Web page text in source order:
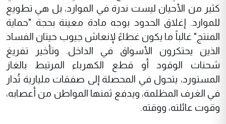
كثير من الأحيان ليست ندرة في الموارد، بل هي تطويع
للموارد. إغلاق الحدود بوجه مادة معينة بحجة "حماية
المنتج" غالباً ما يكون غطاءً لإنعاش جيوب حيتان الفساد
الذين يحتكرون الأسواق في الداخل. وتأخير تفريغ
شحنات الوقود أو قطع الكهرباء المرتبط بالغاز
المستورد، يتحول في المحصلة إلى صفقات مليارية تُدار
في الغرف المظلمة، ويدفع ثمنها المواطن من أعصابه،
وقوت عائلته، ووقته.